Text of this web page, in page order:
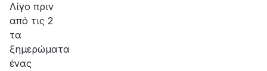
Λίγο πριν
από τις 2
τα
ξημερώματα
ένας